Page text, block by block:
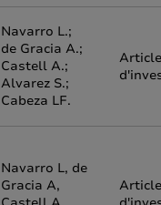
Navarro L.;
de Gracia A.;
Castell A.;
Alvarez S.;
Cabeza LF.
Article
Navarro L, de
Gracia A,
Article